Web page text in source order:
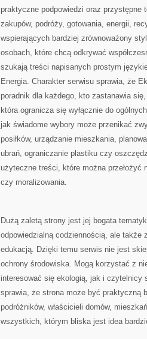
praktyczne podpowiedzi oraz przystępne
zakupów, podróży, gotowania, energii,
wspierających bardziej zrównoważony
osobach, które chcą odkrywać
szukają treści napisanych prostym
Energia. Charakter serwisu sprawia, że
poradnik dla każdego, kto zastanawia
która ogranicza się wyłącznie do
jak świadome wybory może przenikać
posiłków, urządzanie mieszkania,
ubrań, ograniczanie plastiku czy
użyteczne treści, które można
czy moralizowania.
Dużą zaletą strony jest jej bogata
odpowiedzialną codziennością, ale także
edukacją. Dzięki temu serwis nie jest
ochrony środowiska. Mogą korzystać z
interesować się ekologią, jak i czytelnicy
sprawia, że strona może być praktyczną
podróżników, właścicieli domów,
wszystkich, którym bliska jest idea